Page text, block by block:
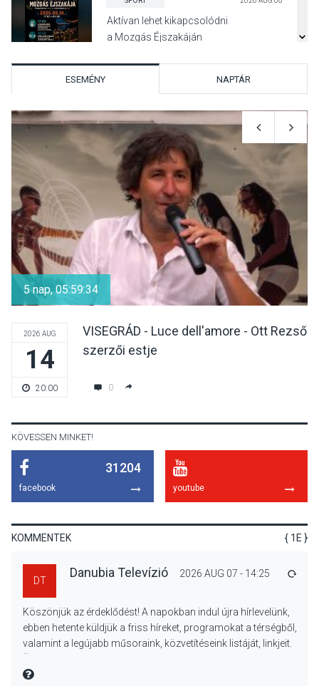
Aktívan lehet kikapcsolódni
a Mozgás Éjszakáján
KULTÚRA
Luce dell’amore – Ott Rezső
szerzői estjén lehet részt
venni Visegrádon
KÖZÉLET 2026 AUG 08
Felhívás a gyermekek
fokozott védelmére a nyári
hőségben
KULTÚRA
A napokban is nő a
talajközeli ózonmennyiség
ESEMÉNY NAPTÁR
5 nap, 05:59:34
2026 AUG
14
20:00
VISEGRÁD - Luce dell'amore - Ott Rezső
szerzői estje
0
KÖVESSEN MINKET!
31204
facebook youtube
KOMMENTEK { 1E }
DT
Danubia Televízió 2026 AUG 07 - 14:25
Köszönjük az érdeklődést! A napokban indul újra hírlevelünk,
ebben hetente küldjük a friss híreket, programokat a térségből,
valamint a legújabb műsoraink, közvetítéseink listáját, linkjeit.
MIRE MONDTA